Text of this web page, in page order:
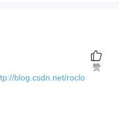
blog.csdn.net/roclo
赞